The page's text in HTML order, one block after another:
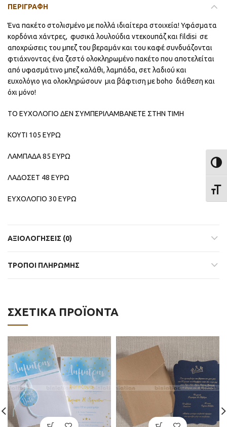
ΠΕΡΙΓΡΑΦΉ
Ένα πακέτο στολισμένο με πολλά ιδιαίτερα στοιχεία! Υφάσματα
κορδόνια χάντρες, φυσικά λουλούδια ντεκουπάζ και fildisi σε
αποχρώσεις του μπεζ του βεραμάν και του καφέ συνδυάζονται
φτιάχνοντας ένα ζεστό ολοκληρωμένο πακέτο που αποτελείται
από υφασμάτινο μπεζ καλάθι, λαμπάδα, σετ λαδιού και
ευχολόγιο για ολοκληρώσουν μια βάφτιση με boho διάθεση και
όχι μόνο!
ΤΟ ΕΥΧΟΛΟΓΙΟ ΔΕΝ ΣΥΜΠΕΡΙΛΑΜΒΑΝΕΤΕ ΣΤΗΝ ΤΙΜΗ
ΚΟΥΤΙ 105 ΕΥΡΩ
ΛΑΜΠΑΔΑ 85 ΕΥΡΩ
ΛΑΔΟΣΕΤ 48 ΕΥΡΩ
ΕΥΧΟΛΟΓΙΟ 30 ΕΥΡΩ
ΑΞΙΟΛΟΓΉΣΕΙΣ (0)
ΤΡΟΠΟΙ ΠΛΗΡΩΜΗΣ
ΣΧΕΤΙΚΆ ΠΡΟΪΌΝΤΑ